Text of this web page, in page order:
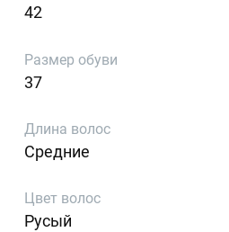
42
Размер обуви
37
Длина волос
Средние
Цвет волос
Русый